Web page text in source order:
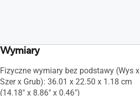
Wymiary
Fizyczne wymiary bez podstawy (Wys x
Szer x Grub): 36.01 x 22.50 x 1.18 cm
(14.18" x 8.86" x 0.46")